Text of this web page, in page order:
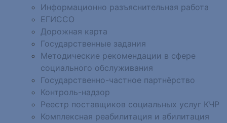
Информационно разъяснительная работа
ЕГИССО
Дорожная карта
Государственные задания
Методические рекомендации в сфере
социального обслуживания
Государственно-частное партнёрство
Контроль-надзор
Реестр поставщиков социальных услуг КЧР
Комплексная реабилитация и абилитация